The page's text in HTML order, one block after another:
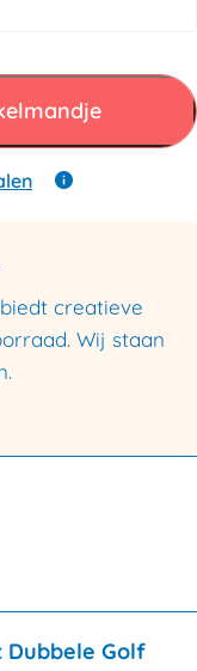
creatieve
Wij staan
Dubbele Golf